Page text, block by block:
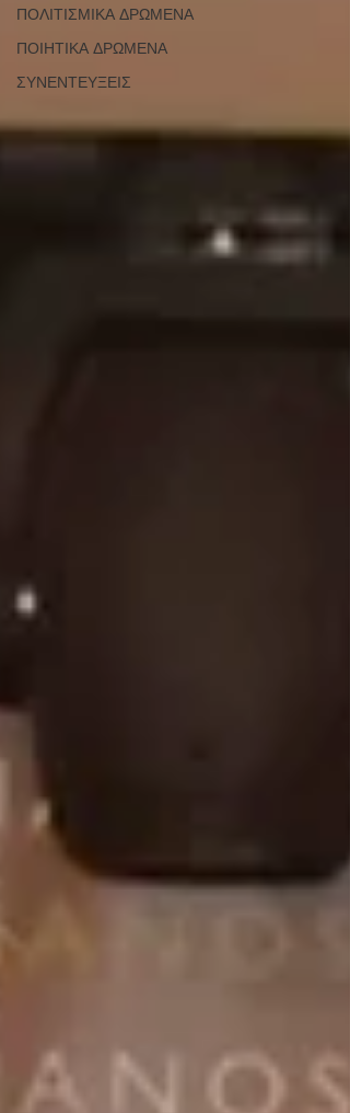
ΠΟΛΙΤΙΣΜΙΚΑ ΔΡΩΜΕΝΑ
ΠΟΙΗΤΙΚΑ ΔΡΩΜΕΝΑ
ΣΥΝΕΝΤΕΥΞΕΙΣ